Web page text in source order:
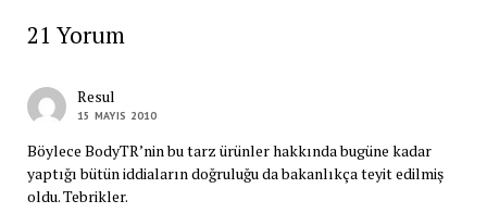
21 Yorum
Resul
15 MAYIS 2010
Böylece BodyTR’nin bu tarz ürünler hakkında bugüne kadar
yaptığı bütün iddiaların doğruluğu da bakanlıkça teyit edilmiş
oldu. Tebrikler.